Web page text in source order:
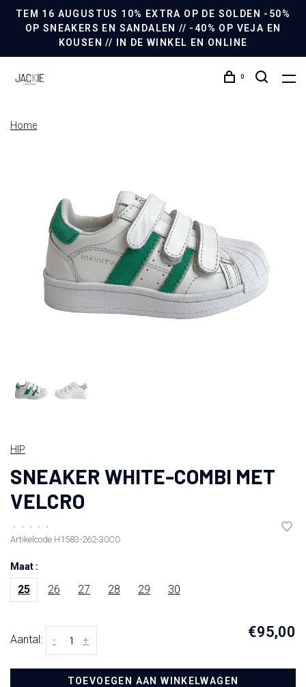
TEM 16 AUGUSTUS 10% EXTRA OP DE SOLDEN -50%
OP SNEAKERS EN SANDALEN // -40% OP VEJA EN
KOUSEN // IN DE WINKEL EN ONLINE
0
Home
HIP
SNEAKER WHITE-COMBI MET
VELCRO
• • • •
•
Artikelcode H1583-262-30CO
Maat :
25 26 27 28 29 30
Aantal: +
- €95,00
TOEVOEGEN AAN WINKELWAGEN